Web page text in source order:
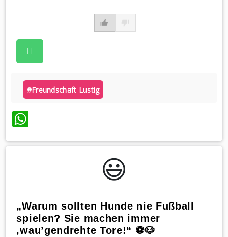
#freundschaft Lustig
WhatsApp
😃️
„Warum sollten Hunde nie Fußball
spielen? Sie machen immer
‚wau’gendrehte Tore!“ ⚽️🐶